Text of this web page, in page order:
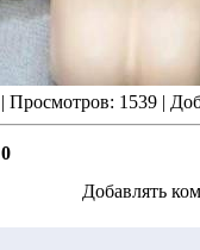
| Просмотров: 1539 |
0
Добавлять